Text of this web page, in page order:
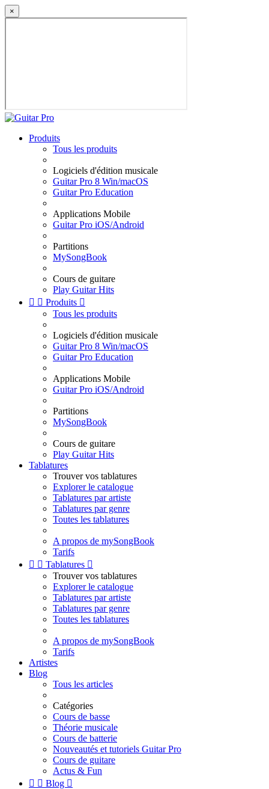
×
Produits
Tous les produits
Logiciels d'édition musicale
Guitar Pro 8 Win/macOS
Guitar Pro Education
Applications Mobile
Guitar Pro iOS/Android
Partitions
MySongBook
Cours de guitare
Play Guitar Hits
  Produits 
Tous les produits
Logiciels d'édition musicale
Guitar Pro 8 Win/macOS
Guitar Pro Education
Applications Mobile
Guitar Pro iOS/Android
Partitions
MySongBook
Cours de guitare
Play Guitar Hits
Tablatures
Trouver vos tablatures
Explorer le catalogue
Tablatures par artiste
Tablatures par genre
Toutes les tablatures
A propos de mySongBook
Tarifs
  Tablatures 
Trouver vos tablatures
Explorer le catalogue
Tablatures par artiste
Tablatures par genre
Toutes les tablatures
A propos de mySongBook
Tarifs
Artistes
Blog
Tous les articles
Catégories
Cours de basse
Théorie musicale
Cours de batterie
Nouveautés et tutoriels Guitar Pro
Cours de guitare
Actus & Fun
  Blog 